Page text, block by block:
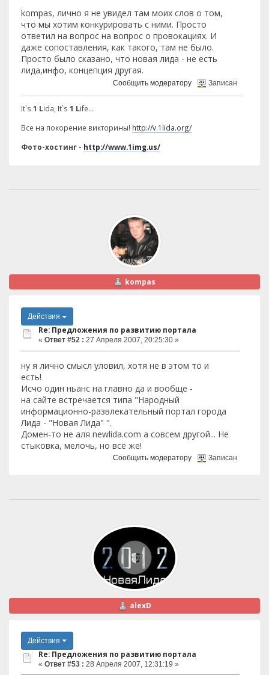
kompas, лично я не увидел там моих слов о том,
что мы хотим конкурировать с ними. Просто
ответил на вопрос на вопрос о провокациях. И
даже сопоставления, как такого, там не было.
Просто было сказано, что новая лида - не есть
лида,инфо, концепция другая.
Сообщить модератору Записан
It`s 1 Lida, It`s 1 Life...
Все на покорение викторины! http://v.1lida.org/
Фото-хостинг - http://www.1img.us/
kompas
Действия
Re: Предложения по развитию портала
« Ответ #52 : 27 Апреля 2007, 20:25:30 »
ну я лично смысл уловил, хотя не в этом то и
есть!
Исчо один ньанс на главно да и вообще -
на сайте встречается типа "Народный
информационно-развлекательный портал города
Лида - "Новая Лида" ".
Домен-то не аля newlida.com а совсем другой... Не
стыковка, мелочь, но всё же!
Сообщить модератору Записан
alexD
Действия
Re: Предложения по развитию портала
« Ответ #53 : 28 Апреля 2007, 12:31:19 »